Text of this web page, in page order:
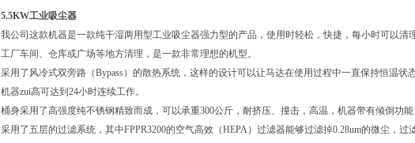
5.5KW工业吸尘器
我公司这款机器是一款纯干湿两用型工业吸尘器强力型的产品，使用时轻松，快捷，每小时可以清
工厂车间、仓库或广场等地方清理，是一款非常理想的机型。
采用了风冷式双旁路（Bypass）的散热系统，这样的设计可以让马达在使用过程中一直保持恒温状
机器zui高可达到24小时连续工作。
桶身采用了高强度纯不锈钢精致而成，可以承重300公斤，耐挤压、撞击，高温，机器带有倾倒功能
采用了五层的过滤系统，其中FPPR3200的空气高效（HEPA）过滤器能够过滤掉0.28um的微尘，过